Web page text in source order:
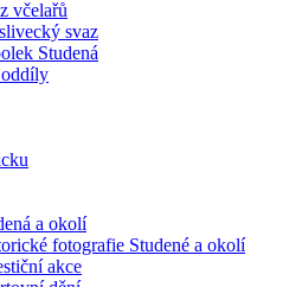
včelařů
svaz
Studená
a okolí
fotografie Studené a okolí
akce